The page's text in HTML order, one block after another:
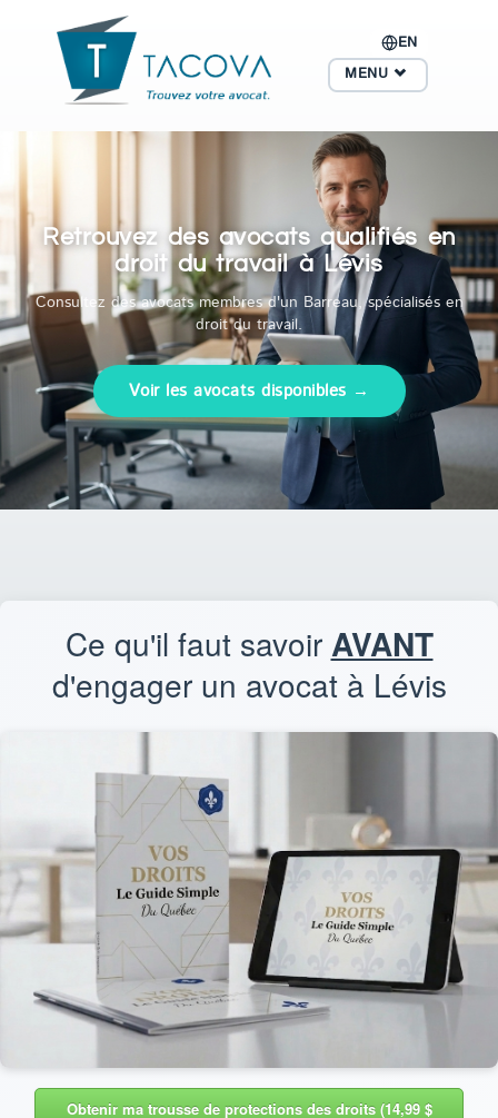
EN
MENU
Retrouvez des avocats qualifiés en
droit du travail à Lévis
Consultez des avocats membres d'un Barreau, spécialisés en
droit du travail.
Voir les avocats disponibles →
Ce qu'il faut savoir AVANT
d'engager un avocat à Lévis
Obtenir ma trousse de protections des droits (14,99 $